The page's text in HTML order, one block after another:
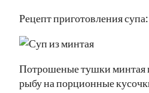
Рецепт приготовления супа:
Потрошеные тушки минтая
рыбу на порционные